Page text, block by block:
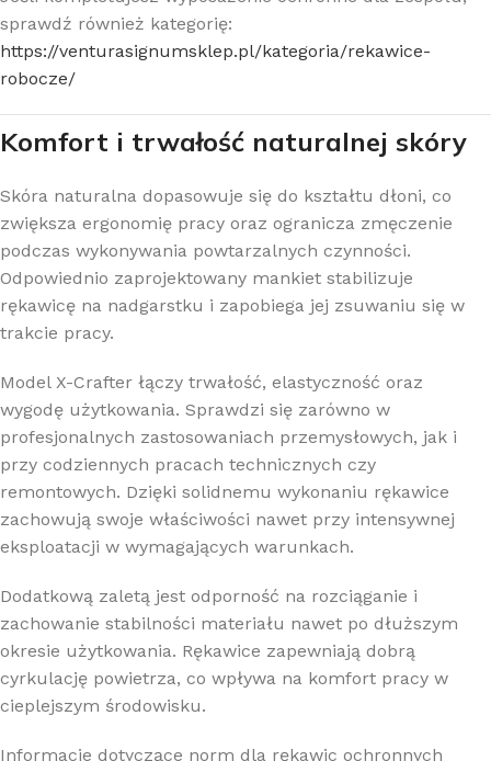
sprawdź również kategorię:
https://venturasignumsklep.pl/kategoria/rekawice-
robocze/
Komfort i trwałość naturalnej skóry
Skóra naturalna dopasowuje się do kształtu dłoni, co
zwiększa ergonomię pracy oraz ogranicza zmęczenie
podczas wykonywania powtarzalnych czynności.
Odpowiednio zaprojektowany mankiet stabilizuje
rękawicę na nadgarstku i zapobiega jej zsuwaniu się w
trakcie pracy.
Model X-Crafter łączy trwałość, elastyczność oraz
wygodę użytkowania. Sprawdzi się zarówno w
profesjonalnych zastosowaniach przemysłowych, jak i
przy codziennych pracach technicznych czy
remontowych. Dzięki solidnemu wykonaniu rękawice
zachowują swoje właściwości nawet przy intensywnej
eksploatacji w wymagających warunkach.
Dodatkową zaletą jest odporność na rozciąganie i
zachowanie stabilności materiału nawet po dłuższym
okresie użytkowania. Rękawice zapewniają dobrą
cyrkulację powietrza, co wpływa na komfort pracy w
cieplejszym środowisku.
Informacje dotyczące norm dla rękawic ochronnych